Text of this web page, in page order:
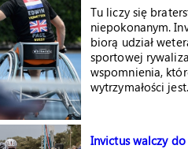
Tu liczy się
niepokonanym.
biorą udział
sportowej
wspomnienia,
wytrzymałości
Invictus walczy do